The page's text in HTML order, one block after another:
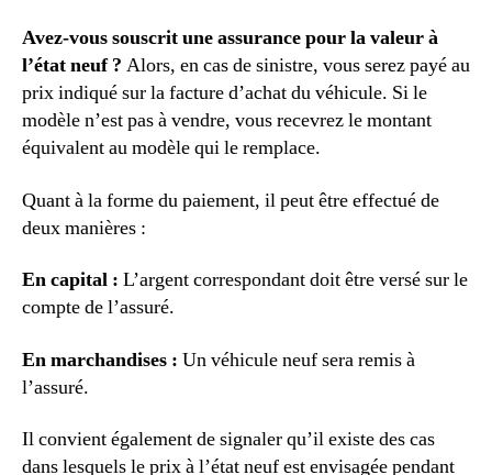
Avez-vous souscrit une assurance pour la valeur à
l’état neuf ? Alors, en cas de sinistre, vous serez payé au
prix indiqué sur la facture d’achat du véhicule. Si le
modèle n’est pas à vendre, vous recevrez le montant
équivalent au modèle qui le remplace.
Quant à la forme du paiement, il peut être effectué de
deux manières :
En capital : L’argent correspondant doit être versé sur le
compte de l’assuré.
En marchandises : Un véhicule neuf sera remis à
l’assuré.
Il convient également de signaler qu’il existe des cas
dans lesquels le prix à l’état neuf est envisagée pendant